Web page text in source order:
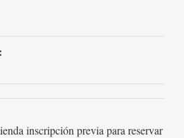
inscripción previa para reservar